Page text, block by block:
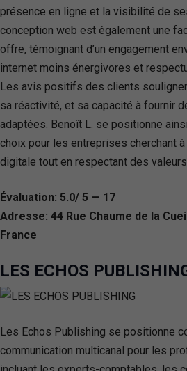
présence en ligne et la visibilité de
conception web est également une
offre, témoignant d’un engagement
internet moins énergivores et
Les avis positifs des clients
sa réactivité, et sa capacité à fournir
adaptées. Benoît L. se positionne
choix pour les entreprises cherchant
digitale tout en respectant des
Évaluation: 5.0/ 5 — 17
Adresse: 44 Rue Chaume de la
France
LES ECHOS
Les Echos Publishing se positionne
communication multicanal pour les